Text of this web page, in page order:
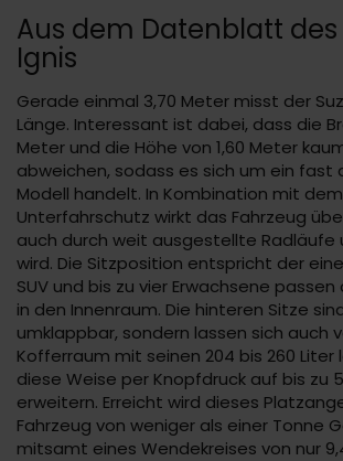
Aus dem Datenblatt des
Ignis
Gerade einmal 3,70 Meter misst der
Länge. Interessant ist dabei, dass die
Meter und die Höhe von 1,60 Meter
abweichen, sodass es sich um ein fast
Modell handelt. In Kombination mit dem
Unterfahrschutz wirkt das Fahrzeug
auch durch weit ausgestellte Radläufe
wird. Die Sitzposition entspricht der
SUV und bis zu vier Erwachsene
in den Innenraum. Die hinteren Sitze
umklappbar, sondern lassen sich auch
Kofferraum mit seinen 204 bis 260 Liter
diese Weise per Knopfdruck auf bis zu
erweitern. Erreicht wird dieses
Fahrzeug von weniger als einer Tonne
mitsamt eines Wendekreises von nur